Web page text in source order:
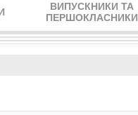
ВИПУСКНИКИ ТА
ПЕРШОКЛАСНИКИ